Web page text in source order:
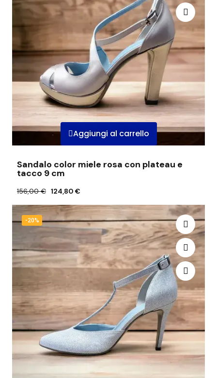
Aggiungi al carrello
Sandalo color miele rosa con plateau e
tacco 9 cm
156,00 € 124,80 €
-20%